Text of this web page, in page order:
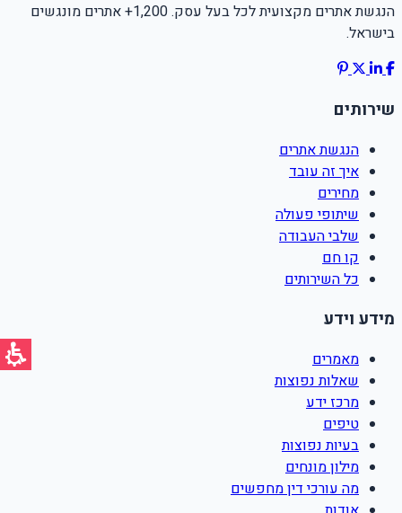
הנגשת אתרים מקצועית לכל בעל עסק. 1,200+ אתרים מונגשים
בישראל.
שירותים
הנגשת אתרים
איך זה עובד
מחירים
שיתופי פעולה
שלבי העבודה
קו חם
כל השירותים
מידע וידע
מאמרים
שאלות נפוצות
מרכז ידע
טיפים
בעיות נפוצות
מילון מונחים
מה עורכי דין מחפשים